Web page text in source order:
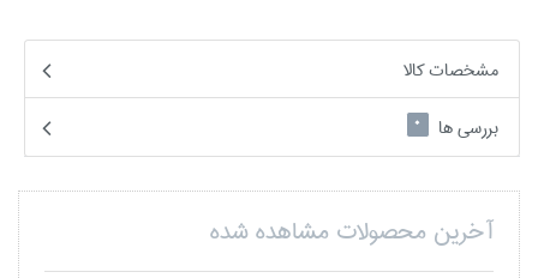
مشخصات کالا
بررسی ها
0
آخرین محصولات مشاهده شده